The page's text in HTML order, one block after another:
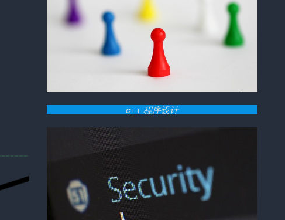
c++ 程序设计